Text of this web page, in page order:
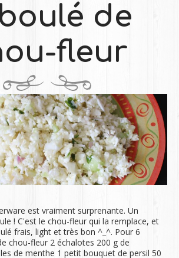
de
fleur
est vraiment surprenante. Un
! C'est le chou-fleur qui la remplace, et
frais, light et très bon ^_^. Pour 6
chou-fleur 2 échalotes 200 g de
de menthe 1 petit bouquet de persil 50